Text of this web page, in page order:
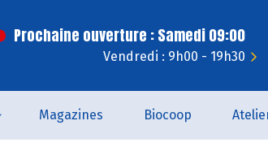
Prochaine ouverture : Samedi 09:00
Vendredi : 9h00 - 19h30
Magazines Biocoop